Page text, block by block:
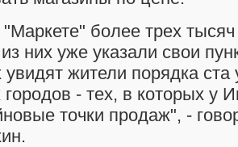
более трех
них уже указали свои
жители порядка ста
городов - тех, в которых у
точки продаж", -